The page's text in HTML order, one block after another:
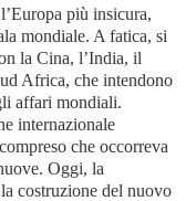
più insicura,
mondiale. A fatica, si
la Cina, l’India, il
Africa, che intendono
affari mondiali.
internazionale
che occorreva
Oggi, la
costruzione del nuovo